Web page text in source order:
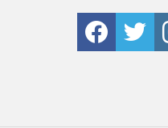
facebooktwitter